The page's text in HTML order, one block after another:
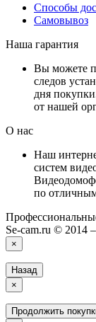
Способы
Самовывоз
Наша гарантия
Вы можете
следов
дня
от нашей
О нас
Наш
систем
по
Se-cam.ru © 2014
×
Назад
×
Продолжить